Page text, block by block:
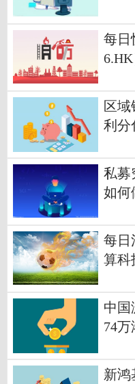
每日
津）
区
利分
私募
如何
每日
算科
中国
74万
新鸿